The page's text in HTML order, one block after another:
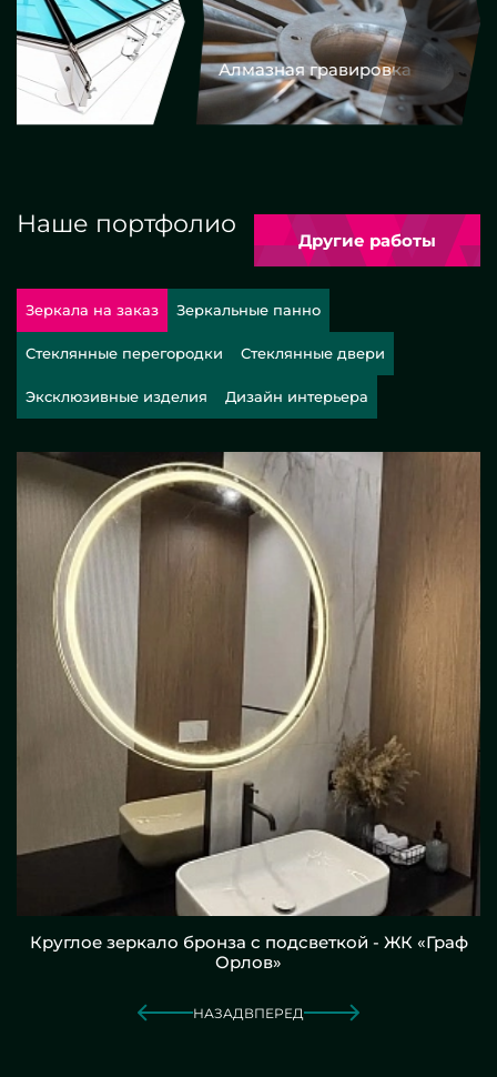
Алмазная гравировка
Наше портфолио
Другие работы
Зеркала на заказ Зеркальные панно
Стеклянные перегородки Стеклянные двери
Эксклюзивные изделия Дизайн интерьера
Круглое зеркало бронза с подсветкой - ЖК «Граф
Орлов»
НАЗАД ВПЕРЕД